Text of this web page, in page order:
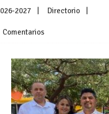
2027 Directorio
Comentarios